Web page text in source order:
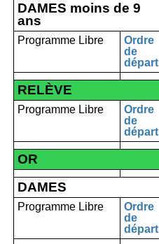
DAMES moins de 9
ans
Programme Libre
Ordre
de
départ
RELÈVE
Programme Libre
Ordre
de
départ
OR
DAMES
Programme Libre
Ordre
de
départ